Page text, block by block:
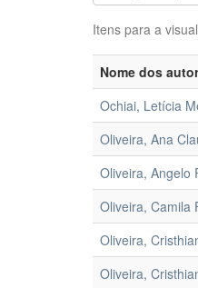
Itens para a
Nome dos
Ochiai, Letícia
Oliveira, Ana
Oliveira, Angelo
Oliveira, Camila
Oliveira,
Oliveira,